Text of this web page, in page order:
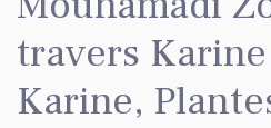
travers
Karine,